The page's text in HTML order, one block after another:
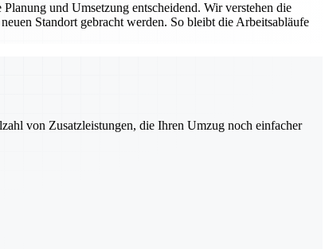
und Umsetzung entscheidend. Wir verstehen die
Standort gebracht werden. So bleibt die Arbeitsabläufe
von Zusatzleistungen, die Ihren Umzug noch einfacher